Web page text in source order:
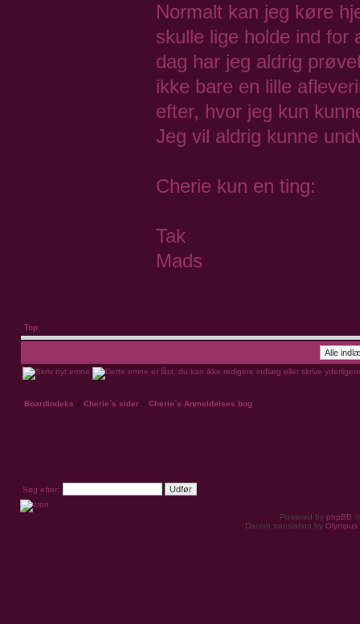
Normalt kan jeg køre
skulle lige holde ind for
dag har jeg aldrig
ikke bare en lille
efter, hvor jeg kun
Jeg vil aldrig kunne
Cherie kun en ting:
Tak
Mads
Top
Boardindeks » Cherie´s sider » Cherie´s Anmeldelses bog
Søg efter:
Powered by phpBB
Danish translation by Olympus